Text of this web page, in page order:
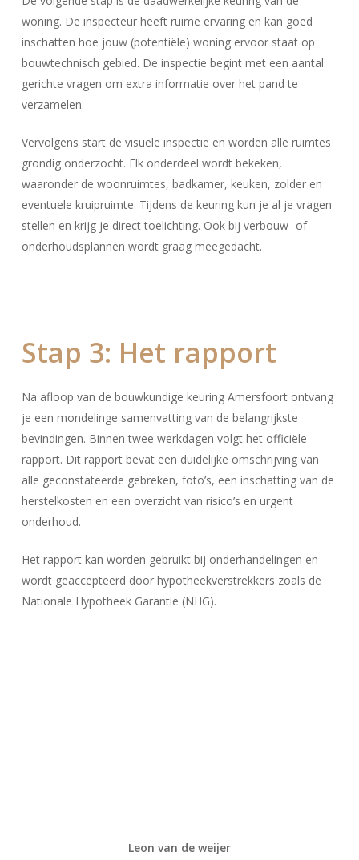
woning. De inspecteur heeft ruime ervaring en kan goed
inschatten hoe jouw (potentiële) woning ervoor staat op
bouwtechnisch gebied. De inspectie begint met een aantal
gerichte vragen om extra informatie over het pand te
verzamelen.
Vervolgens start de visuele inspectie en worden alle ruimtes
grondig onderzocht. Elk onderdeel wordt bekeken,
waaronder de woonruimtes, badkamer, keuken, zolder en
eventuele kruipruimte. Tijdens de keuring kun je al je vragen
stellen en krijg je direct toelichting. Ook bij verbouw- of
onderhoudsplannen wordt graag meegedacht.
Stap 3: Het rapport
Na afloop van de bouwkundige keuring Amersfoort ontvang
je een mondelinge samenvatting van de belangrijkste
bevindingen. Binnen twee werkdagen volgt het officiële
rapport. Dit rapport bevat een duidelijke omschrijving van
alle geconstateerde gebreken, foto’s, een inschatting van de
herstelkosten en een overzicht van risico’s en urgent
onderhoud.
Het rapport kan worden gebruikt bij onderhandelingen en
wordt geaccepteerd door hypotheekverstrekkers zoals de
Nationale Hypotheek Garantie (NHG).
Leon van de weijer